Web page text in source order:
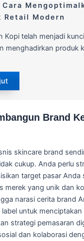
Retail Modern
Kopi telah menjadi
menghadirkan produk
Brand
skincare brand
cukup. Anda perlu
target pasar Anda
merek yang unik dan
narasi cerita brand
untuk
strategi pemasaran
dan kolaborasi